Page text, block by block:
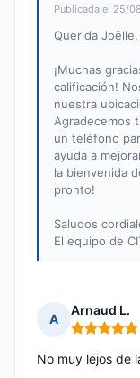
Publicada el 25/
Querida Joëlle,
¡Muchas
calificación!
nuestra
Agradecemos
un teléfono
ayuda a
la bienvenida
pronto!
Saludos
El equipo de
A
Arnaud L.
Nota: 5 de 5
No muy lejos de